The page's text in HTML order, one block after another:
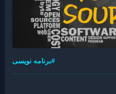
#برنامه نویسی